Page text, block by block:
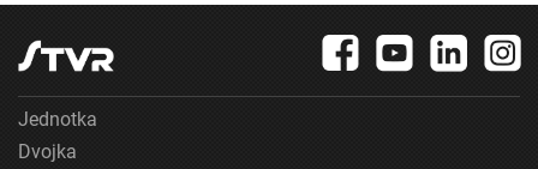
Jednotka
Dvojka